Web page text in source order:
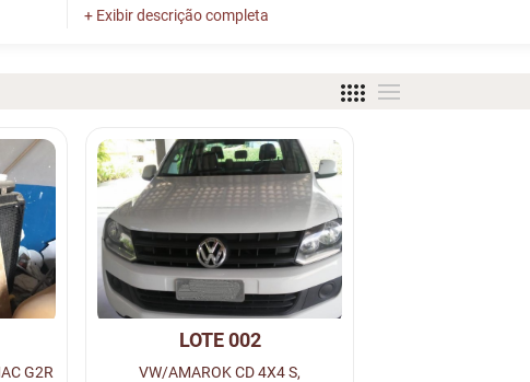
G2R
LOTE 002
VW/AMAROK CD 4X4 S,